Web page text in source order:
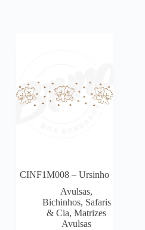
CINF1M008 – Ursinho
Avulsas,
Bichinhos, Safaris
& Cia,Matrizes
Avulsas